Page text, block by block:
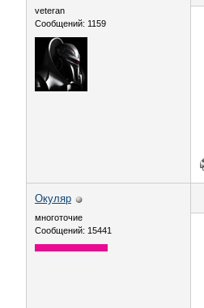
veteran
Сообщений: 1159
Окуляр
многоточие
Сообщений: 15441